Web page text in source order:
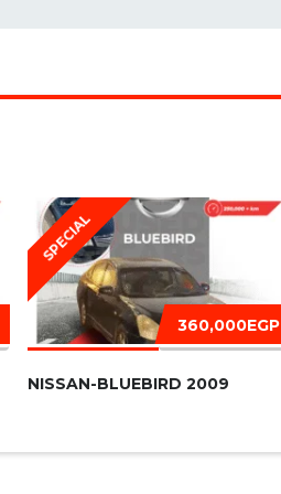
SPECIAL
360,000EGP
NISSAN-BLUEBIRD 2009